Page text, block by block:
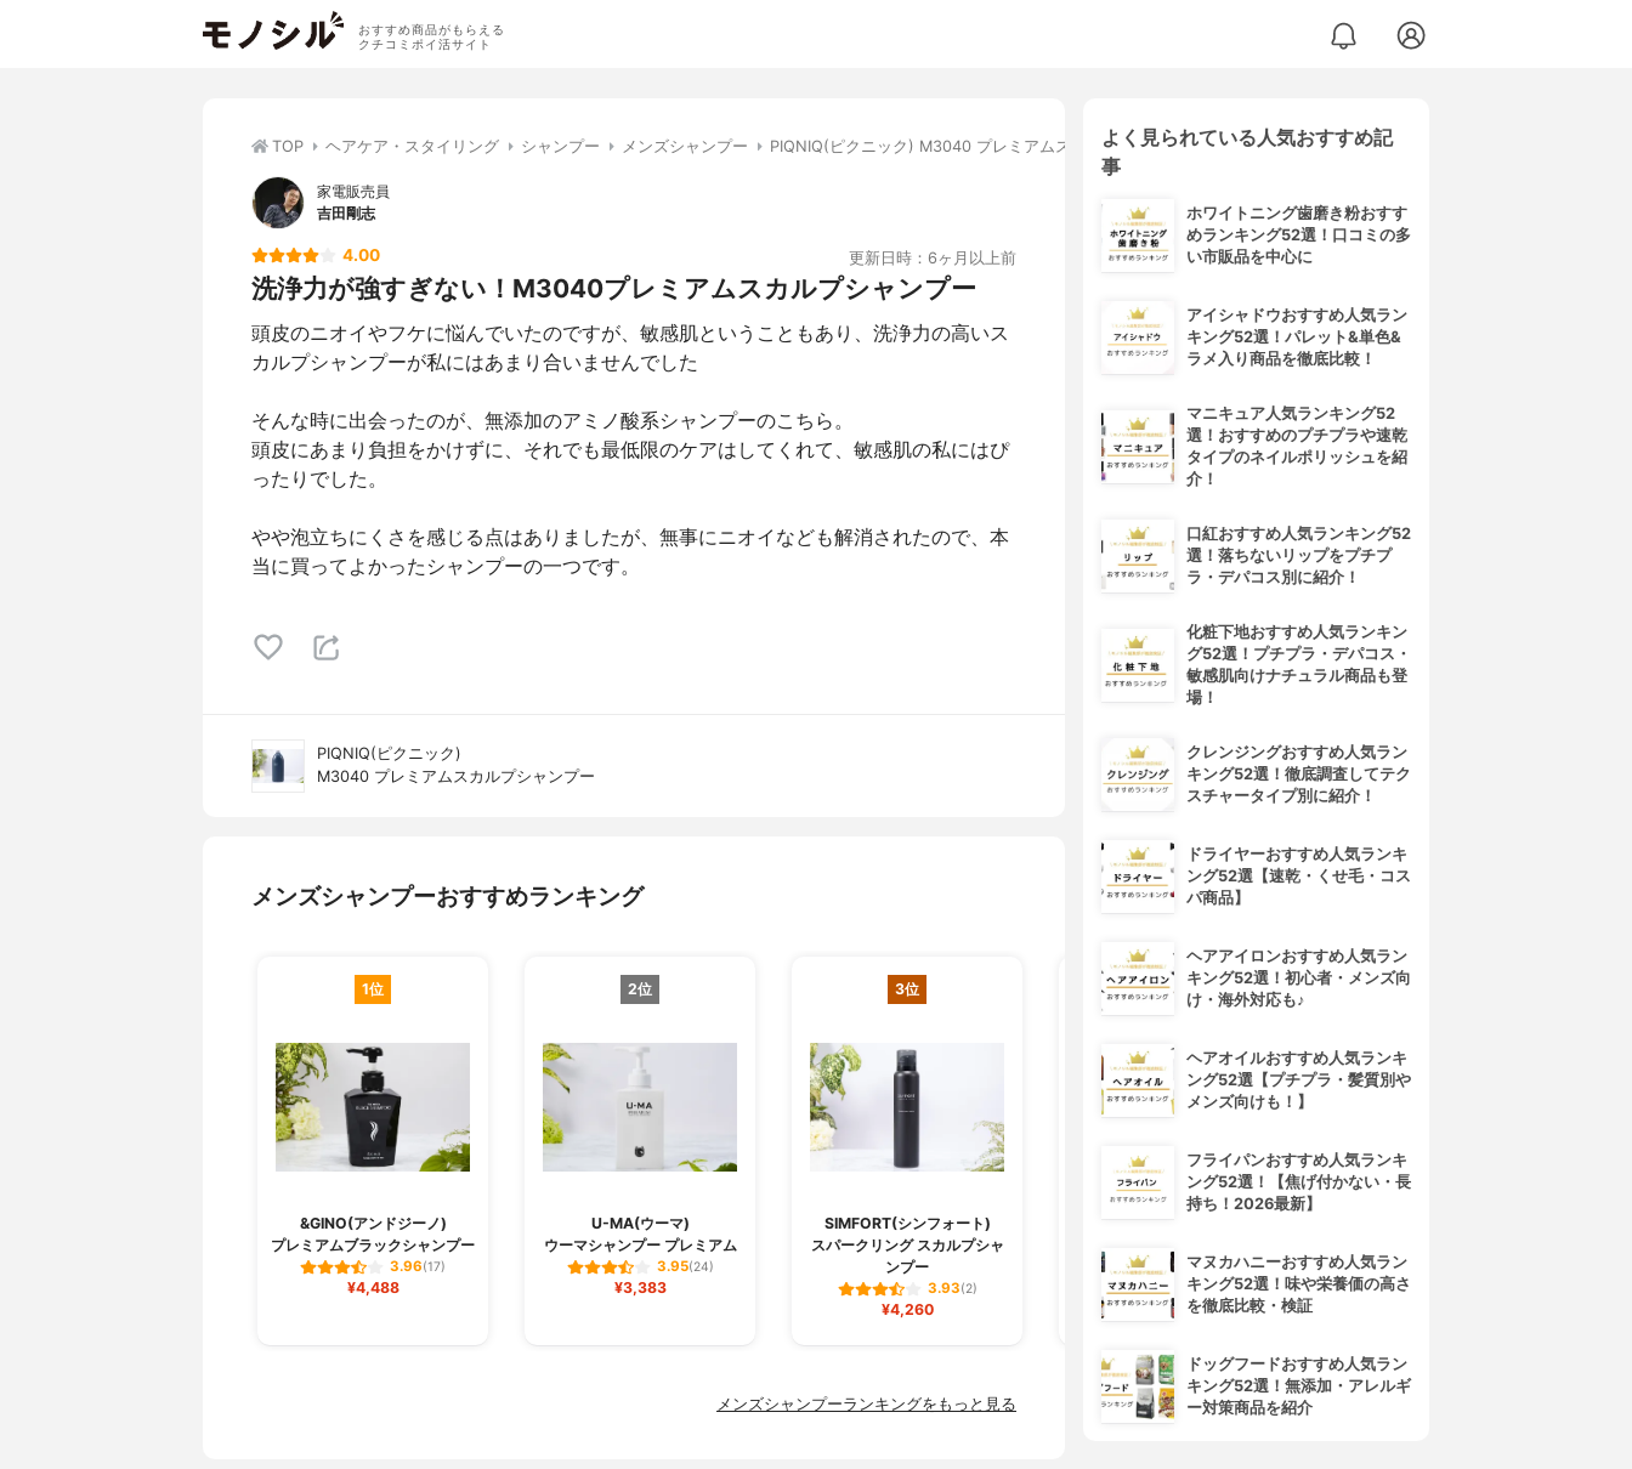
おすすめ商品がもらえる
クチコミポイ活サイト
TOP ヘアケア・スタイリング シャンプー メンズシャンプー PIQNIQ(ピクニック) M3040 プレミアムスカルプシャンプー
家電販売員
吉田剛志
4.00 更新日時：6ヶ月以上前
洗浄力が強すぎない！M3040プレミアムスカルプシャンプー
頭皮のニオイやフケに悩んでいたのですが、敏感肌ということもあり、洗浄力の高いス
カルプシャンプーが私にはあまり合いませんでした
そんな時に出会ったのが、無添加のアミノ酸系シャンプーのこちら。
頭皮にあまり負担をかけずに、それでも最低限のケアはしてくれて、敏感肌の私にはぴ
ったりでした。
やや泡立ちにくさを感じる点はありましたが、無事にニオイなども解消されたので、本
当に買ってよかったシャンプーの一つです。
PIQNIQ(ピクニック)
M3040 プレミアムスカルプシャンプー
メンズシャンプーおすすめランキング
1位
&GINO(アンドジーノ)
プレミアムブラックシャンプー
3.96(17)
¥4,488
2位
U-MA(ウーマ)
ウーマシャンプー プレミアム
3.95(24)
¥3,383
3位
SIMFORT(シンフォート)
スパークリング スカルプシャ
ンプー
3.93(2)
¥4,260
4位
クトウォッシュ
3.93(1)
¥1,944
メンズシャンプーランキングをもっと見る
よく見られている人気おすすめ記
事
ホワイトニング歯磨き粉おすす
めランキング52選！口コミの多
い市販品を中心に
アイシャドウおすすめ人気ラン
キング52選！パレット&単色&
ラメ入り商品を徹底比較！
マニキュア人気ランキング52
選！おすすめのプチプラや速乾
タイプのネイルポリッシュを紹
介！
口紅おすすめ人気ランキング52
選！落ちないリップをプチプ
ラ・デパコス別に紹介！
化粧下地おすすめ人気ランキン
グ52選！プチプラ・デパコス・
敏感肌向けナチュラル商品も登
場！
クレンジングおすすめ人気ラン
キング52選！徹底調査してテク
スチャータイプ別に紹介！
ドライヤーおすすめ人気ランキ
ング52選【速乾・くせ毛・コス
パ商品】
ヘアアイロンおすすめ人気ラン
キング52選！初心者・メンズ向
け・海外対応も♪
ヘアオイルおすすめ人気ランキ
ング52選【プチプラ・髪質別や
メンズ向けも！】
フライパンおすすめ人気ランキ
ング52選！【焦げ付かない・長
持ち！2026最新】
マヌカハニーおすすめ人気ラン
キング52選！味や栄養価の高さ
を徹底比較・検証
ドッグフードおすすめ人気ラン
キング52選！無添加・アレルギ
ー対策商品を紹介